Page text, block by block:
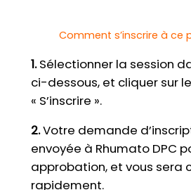
Comment s’inscrire à ce
1.Sélectionner la session
ci-dessous, et cliquer sur
« S’inscrire ».
2.Votre demande
envoyée à Rhumato DPC
approbation, et vous sera
rapidement.